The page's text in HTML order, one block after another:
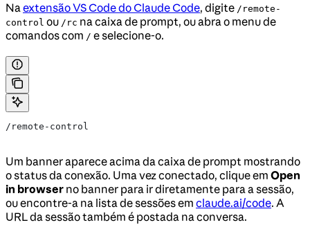
Naextensão VS Code do Claude Code, digite /remote-
control ou /rc na caixa de prompt, ou abra o menu de
comandos com / e selecione-o.
/remote-control
Um banner aparece acima da caixa de prompt mostrando
o status da conexão. Uma vez conectado, clique em Open
in browser no banner para ir diretamente para a sessão,
ou encontre-a na lista de sessões em claude.ai/code. A
URL da sessão também é postada na conversa.